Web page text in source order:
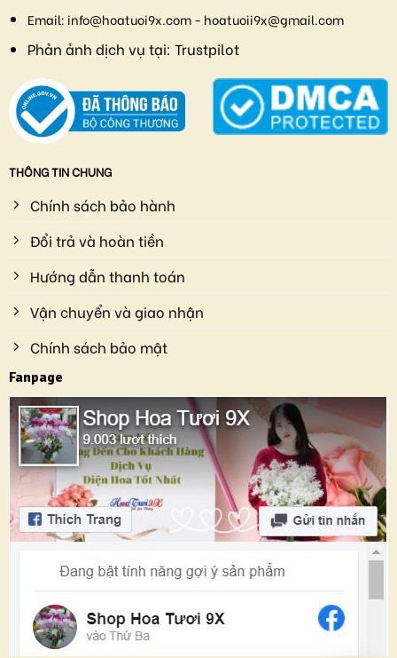
Email: info@hoatuoi9x.com - hoatuoii9x@gmail.com
Phản ảnh dịch vụ tại: Trustpilot
THÔNG TIN CHUNG
Chính sách bảo hành
Đổi trả và hoàn tiền
Hướng dẫn thanh toán
Vận chuyển và giao nhận
Chính sách bảo mật
Fanpage